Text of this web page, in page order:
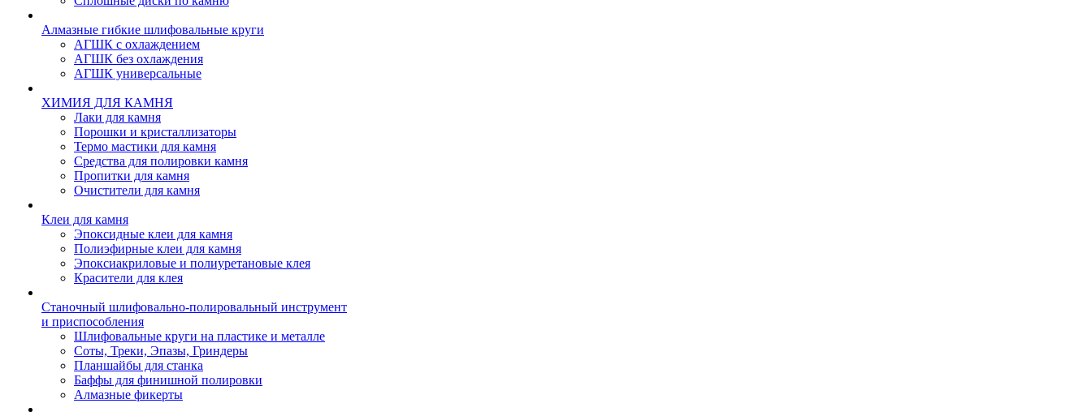
Алмазные гибкие шлифовальные круги
АГШК с охлаждением
АГШК без охлаждения
АГШК универсальные
ХИМИЯ ДЛЯ КАМНЯ
Лаки для камня
Порошки и кристаллизаторы
Термо мастики для камня
Средства для полировки камня
Пропитки для камня
Очистители для камня
Клеи для камня
Эпоксидные клеи для камня
Полиэфирные клеи для камня
Эпоксиакриловые и полиуретановые клея
Красители для клея
Станочный шлифовально-полировальный инструмент
и приспособления
Шлифовальные круги на пластике и металле
Соты, Треки, Эпазы, Гриндеры
Планшайбы для станка
Баффы для финишной полировки
Алмазные фикерты